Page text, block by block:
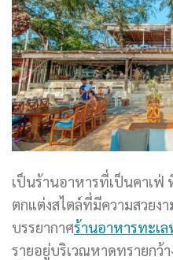
เป็นร้านอาหารที่เป็นคาเฟ่
ตกแต่งสไตล์ที่มีความสวยง
บรรยากาศร้านอาหารทะเ
รายอยู่บริเวณหาดทรายกว้